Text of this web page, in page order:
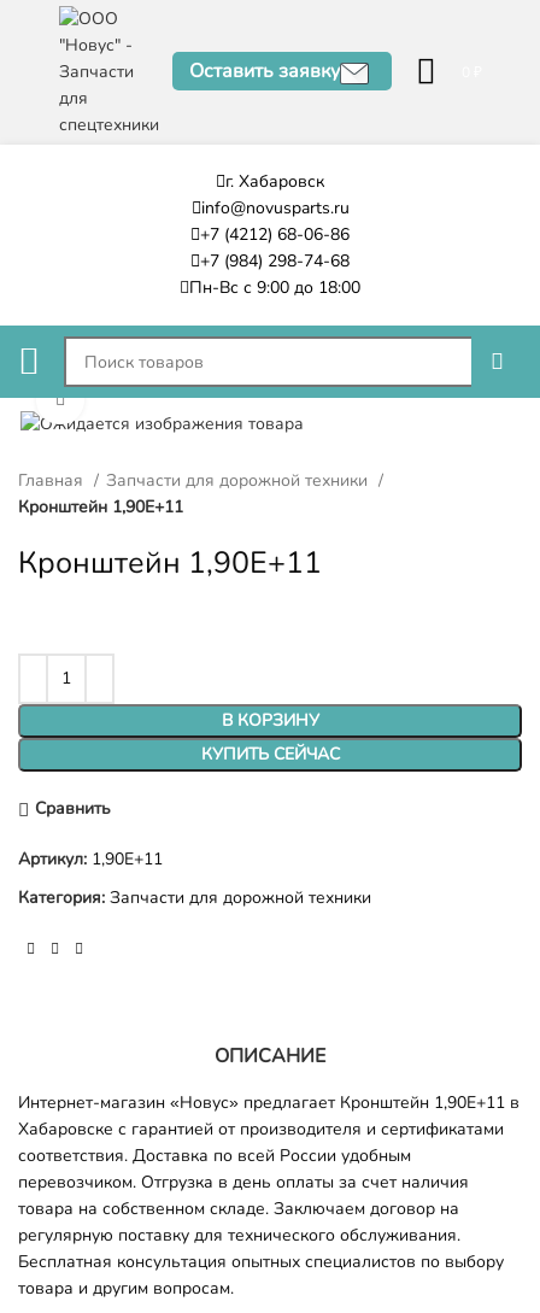
Оставить заявку
г. Хабаровск
info@novusparts.ru
+7 (4212) 68-06-86
+7 (984) 298-74-68
Пн-Вс с 9:00 до 18:00
Нажмите, чтобы увеличить
Главная
Запчасти для дорожной техники
Кронштейн 1,90E+11
Кронштейн 1,90E+11
В КОРЗИНУ
КУПИТЬ СЕЙЧАС
Сравнить
Артикул: 1,90E+11
Категория: Запчасти для дорожной техники
ОПИСАНИЕ
Интернет-магазин «Новус» предлагает Кронштейн 1,90E+11 в
Хабаровске с гарантией от производителя и сертификатами
соответствия. Доставка по всей России удобным
перевозчиком. Отгрузка в день оплаты за счет наличия
товара на собственном складе. Заключаем договор на
регулярную поставку для технического обслуживания.
Бесплатная консультация опытных специалистов по выбору
товара и другим вопросам.